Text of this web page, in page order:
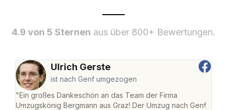
4.9 von 5 Sternen aus über 800+ Bewertungen.
Ulrich Gerste
ist nach Genf umgezogen
"Ein großes Dankeschön an das Team der Firma
Umzugskönig Bergmann aus Graz! Der Umzug nach Genf